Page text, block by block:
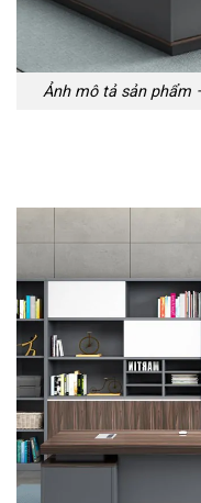
Ảnh mô tả sản phẩm